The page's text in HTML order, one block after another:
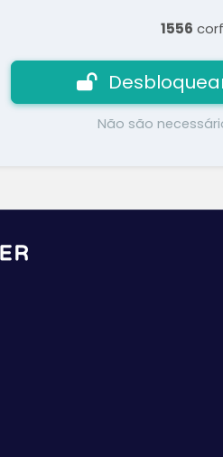
1556
Não são